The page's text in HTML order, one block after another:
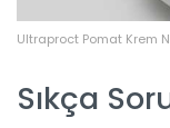
Ultraproct Pomat Krem
Sıkça